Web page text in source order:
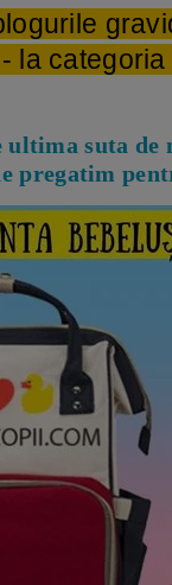
la categoria
ultima suta de
pregatim